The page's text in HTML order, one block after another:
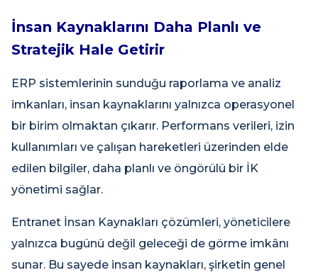
İnsan Kaynaklarını Daha Planlı ve
Stratejik Hale Getirir
ERP sistemlerinin sunduğu raporlama ve analiz
imkanları, insan kaynaklarını yalnızca operasyonel
bir birim olmaktan çıkarır. Performans verileri, izin
kullanımları ve çalışan hareketleri üzerinden elde
edilen bilgiler, daha planlı ve öngörülü bir İK
yönetimi sağlar.
Entranet İnsan Kaynakları çözümleri, yöneticilere
yalnızca bugünü değil geleceği de görme imkânı
sunar. Bu sayede insan kaynakları, şirketin genel